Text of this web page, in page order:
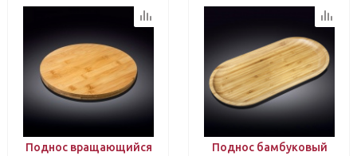
Поднос вращающийся
Поднос бамбуковый